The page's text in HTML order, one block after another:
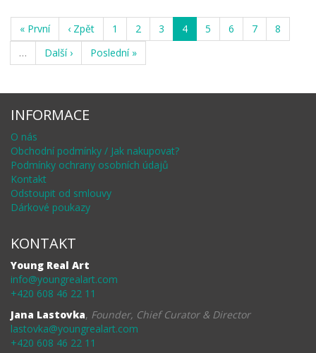
« První ‹ Zpět 1 2 3 4 5 6 7
8
…
Další › Poslední »
INFORMACE
O nás
Obchodní podmínky / Jak nakupovat?
Podmínky ochrany osobních údajů
Kontakt
Odstoupit od smlouvy
Dárkové poukazy
KONTAKT
Young Real Art
info@youngrealart.com
+420 608 46 22 11
Jana Lastovka, Founder, Chief Curator & Director
lastovka@youngrealart.com
+420 608 46 22 11